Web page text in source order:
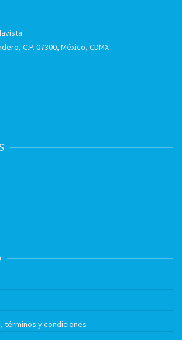
C.P. 07300, México, CDMX
términos y condiciones